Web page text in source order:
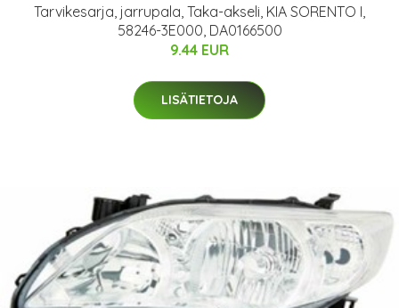
Tarvikesarja, jarrupala, Taka-akseli, KIA SORENTO I,
58246-3E000, DA0166500
9.44 EUR
LISÄTIETOJA